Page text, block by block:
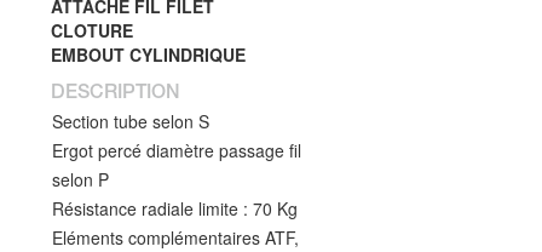
ATTACHE FIL FILET
CLOTURE
EMBOUT CYLINDRIQUE
DESCRIPTION
Section tube selon S
Ergot percé diamètre passage fil
selon P
Résistance radiale limite : 70 Kg
Eléments complémentaires ATF,